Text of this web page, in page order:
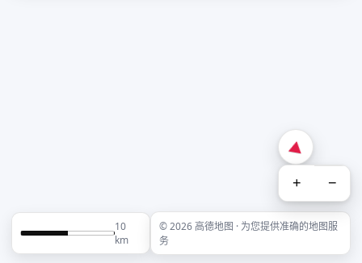
+ −
10
km
© 2026 高德地图 · 为您提供准确的地图服
务